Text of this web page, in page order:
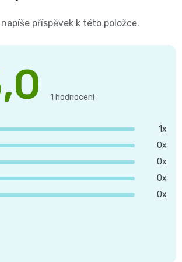
příspěvek k této položce.
5,0
z 5
hvězdiček.
1 hodnocení
1x
0x
0x
0x
0x